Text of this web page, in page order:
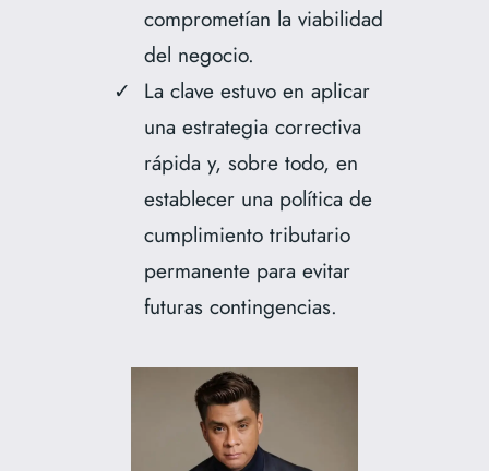
comprometían la viabilidad
del negocio.
La clave estuvo en aplicar
una estrategia correctiva
rápida y, sobre todo, en
establecer una política de
cumplimiento tributario
permanente para evitar
futuras contingencias.